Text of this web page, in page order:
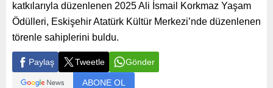
katkılarıyla düzenlenen 2025 Ali İsmail Korkmaz Yaşam
Ödülleri, Eskişehir Atatürk Kültür Merkezi’nde düzenlenen
törenle sahiplerini buldu.
Paylaş Tweetle Gönder
ABONE OL